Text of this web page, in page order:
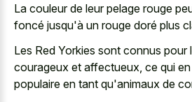
La couleur de leur pelage rouge
foncé jusqu'à un rouge doré plus
Les Red Yorkies sont connus pour
courageux et affectueux, ce qui
populaire en tant qu'animaux de